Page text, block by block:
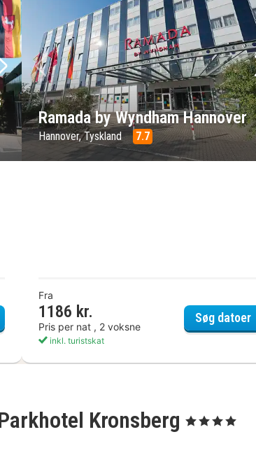
billede
& MAX Hotel & Apartments Messe
Forrige billede
Ramada by Wyndham Hannover
Hannover, Tyskland 7.7
Fra
1186 kr.
Pris per nat , 2 voksne
inkl. turistskat
Søg datoer
Kronsberg , 4 Stjerner